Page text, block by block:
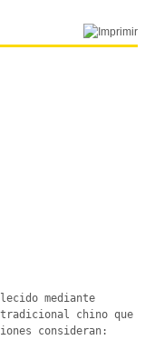
mediante
chino que
consideran: